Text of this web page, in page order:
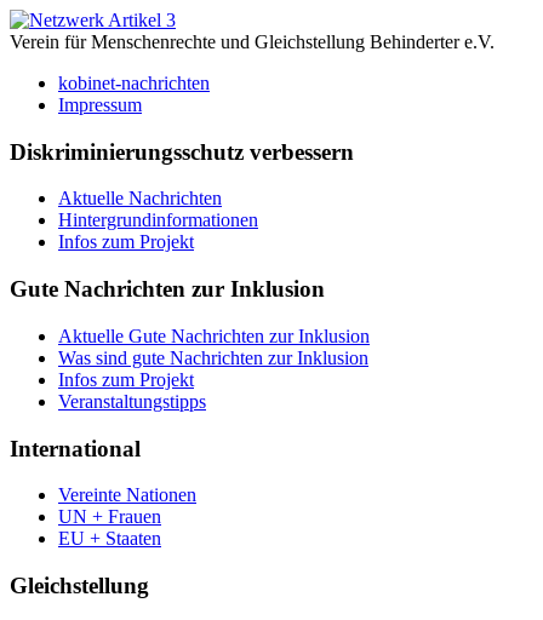
Verein für Menschenrechte und Gleichstellung Behinderter e.V.
kobinet-nachrichten
Impressum
Diskriminierungsschutz verbessern
Aktuelle Nachrichten
Hintergrundinformationen
Infos zum Projekt
Gute Nachrichten zur Inklusion
Aktuelle Gute Nachrichten zur Inklusion
Was sind gute Nachrichten zur Inklusion
Infos zum Projekt
Veranstaltungstipps
International
Vereinte Nationen
UN + Frauen
EU + Staaten
Gleichstellung